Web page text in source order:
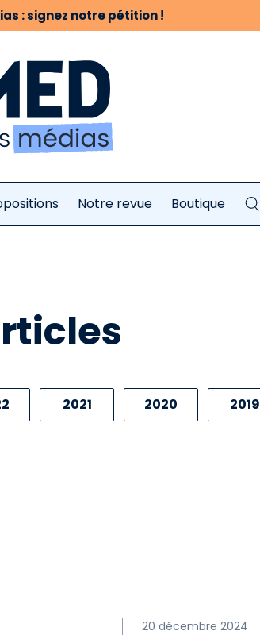
: signez notre pétition !
Notre revue Boutique
2021 2020 2019
20 décembre 2024